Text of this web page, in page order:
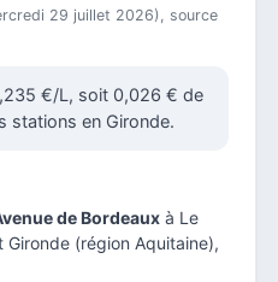
29 juillet 2026), source
€/L, soit 0,026 € de
stations en Gironde.
de Bordeaux à Le
Gironde (région Aquitaine),